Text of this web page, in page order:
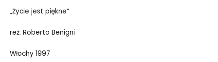
„Życie jest piękne”
reż. Roberto Benigni
Włochy 1997